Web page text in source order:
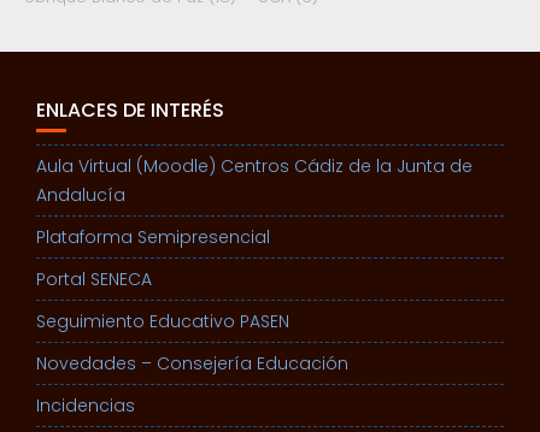
ENLACES DE INTERÉS
Aula Virtual (Moodle) Centros Cádiz de la Junta de
Andalucía
Plataforma Semipresencial
Portal SENECA
Seguimiento Educativo PASEN
Novedades – Consejería Educación
Incidencias